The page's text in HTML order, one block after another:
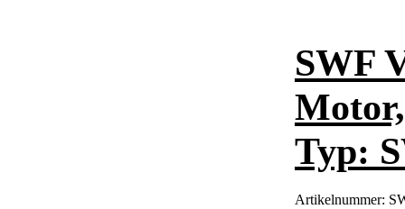
SWF
Typ:
Artikelnummer: